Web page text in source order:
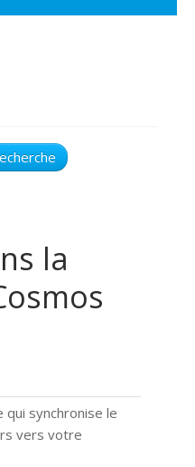
la
qui synchronise le
vers votre